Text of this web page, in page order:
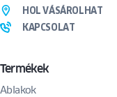
Termékek
Ablakok
HOL VÁSÁROLHAT
KAPCSOLAT